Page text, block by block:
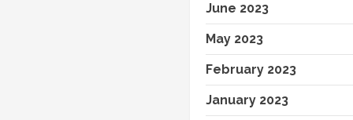
June 2023
May 2023
February 2023
January 2023